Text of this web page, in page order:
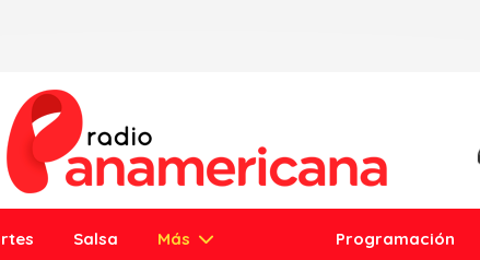
Salsa Más Programación